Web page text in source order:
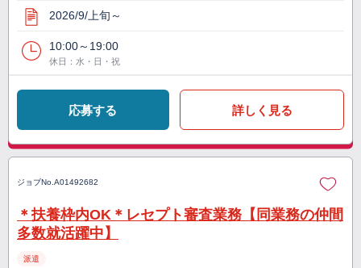
2026/9/上旬～
10:00～19:00
休日：水・日・祝
応募する 詳しく見る
ジョブNo. A01492682
＊扶養枠内OK＊レセプト審査業務【同業務の仲間
多数就活躍中】
派遣